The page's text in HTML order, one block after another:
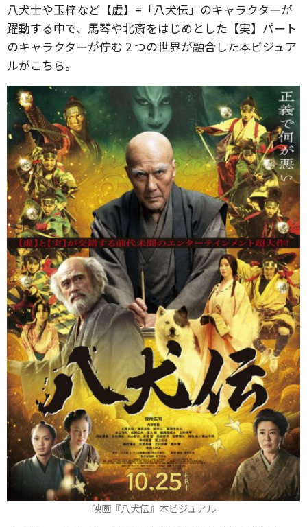
八犬士や玉梓など【虚】=「八犬伝」のキャラクターが
躍動する中で、馬琴や北斎をはじめとした【実】パート
のキャラクターが佇む 2 つの世界が融合した本ビジュア
ルがこちら。
映画『八犬伝』本ビジュアル